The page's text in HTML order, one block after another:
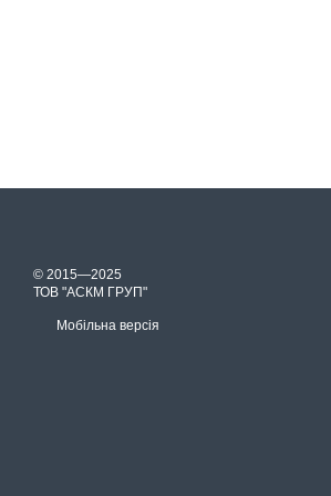
© 2015—2025
ТОВ "АСКМ ГРУП"
Мобільна версія